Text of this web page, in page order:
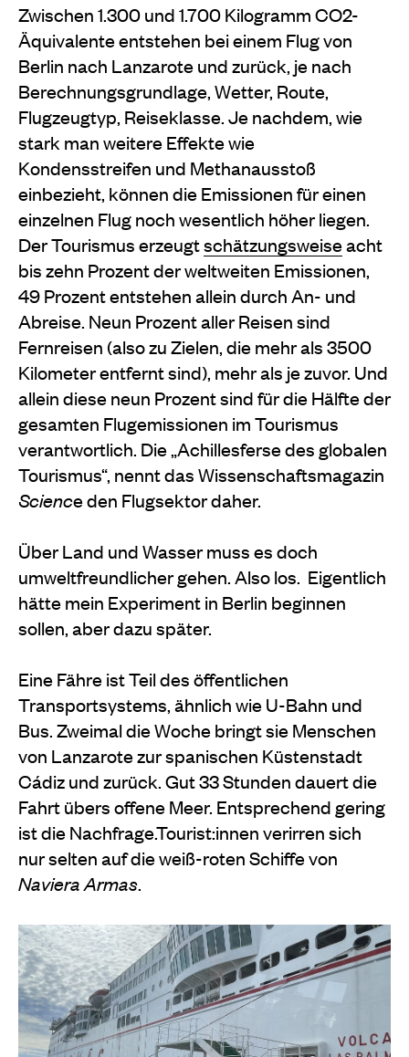
Zwischen 1.300 und 1.700 Kilogramm CO2-
Äquivalente entstehen bei einem Flug von
Berlin nach Lanzarote und zurück, je nach
Berechnungsgrundlage, Wetter, Route,
Flugzeugtyp, Reiseklasse. Je nachdem, wie
stark man weitere Effekte wie
Kondensstreifen und Methanausstoß
einbezieht, können die Emissionen für einen
einzelnen Flug noch wesentlich höher liegen.
Der Tourismus erzeugtschätzungsweiseacht
bis zehn Prozent der weltweiten Emissionen,
49 Prozent entstehen allein durch An- und
Abreise. Neun Prozent aller Reisen sind
Fernreisen (also zu Zielen, die mehr als 3500
Kilometer entfernt sind), mehr als je zuvor. Und
allein dieseneun Prozent sind für die Hälfte der
gesamten Flugemissionen im Tourismus
verantwortlich. Die„Achillesferse des globalen
Tourismus“, nennt das Wissenschaftsmagazin
Science den Flugsektor daher.
Über Land und Wasser muss es doch
umweltfreundlicher gehen. Also los. Eigentlich
hätte mein Experiment in Berlin beginnen
sollen, aber dazu später.
Eine Fähre ist Teil des öffentlichen
Transportsystems, ähnlich wie U-Bahn und
Bus. Zweimal die Woche bringt sie Menschen
von Lanzarote zur spanischen Küstenstadt
Cádiz und zurück. Gut 33 Stunden dauert die
Fahrt übers offene Meer. Entsprechend gering
ist die Nachfrage.Tourist:innen verirren sich
nur selten auf die weiß-roten Schiffe von
Naviera Armas.